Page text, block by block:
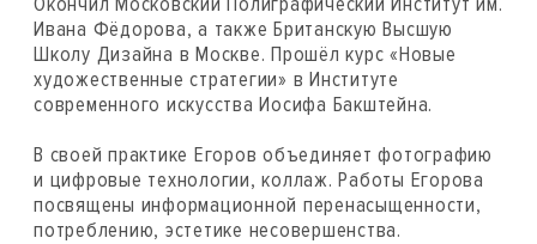
Ивана Фёдорова, а также Британскую Высшую
Школу Дизайна в Москве. Прошёл курс «Новые
художественные стратегии» в Институте
современного искусства Иосифа Бакштейна.
В своей практике Егоров объединяет фотографию
и цифровые технологии, коллаж. Работы Егорова
посвящены информационной перенасыщенности,
потреблению, эстетике несовершенства.